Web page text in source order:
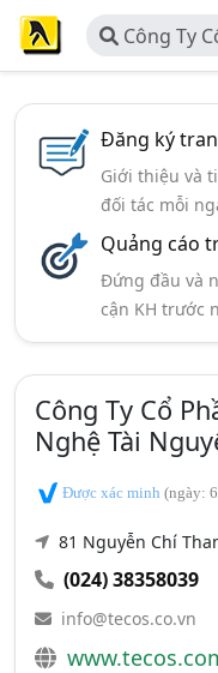
Công Ty
Công Nghệ
Đăng ký
Giới thiệu và
đối tác mỗi
Quảng cáo
Đứng đầu và
cận KH trước
Công Ty Cổ
Nghệ Tài
Được xác minh (ngày:
81 Nguyễn Chí
(024) 38358039
info@tecos.co.vn